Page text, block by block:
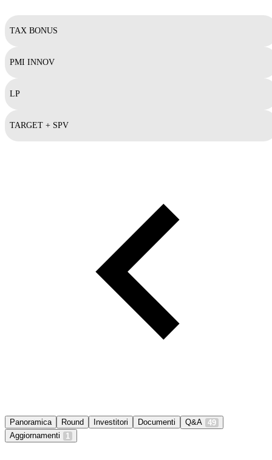
TAX BONUS
PMI INNOV
LP
TARGET + SPV
Panoramica Round Investitori Documenti Q&A 49
Aggiornamenti
1